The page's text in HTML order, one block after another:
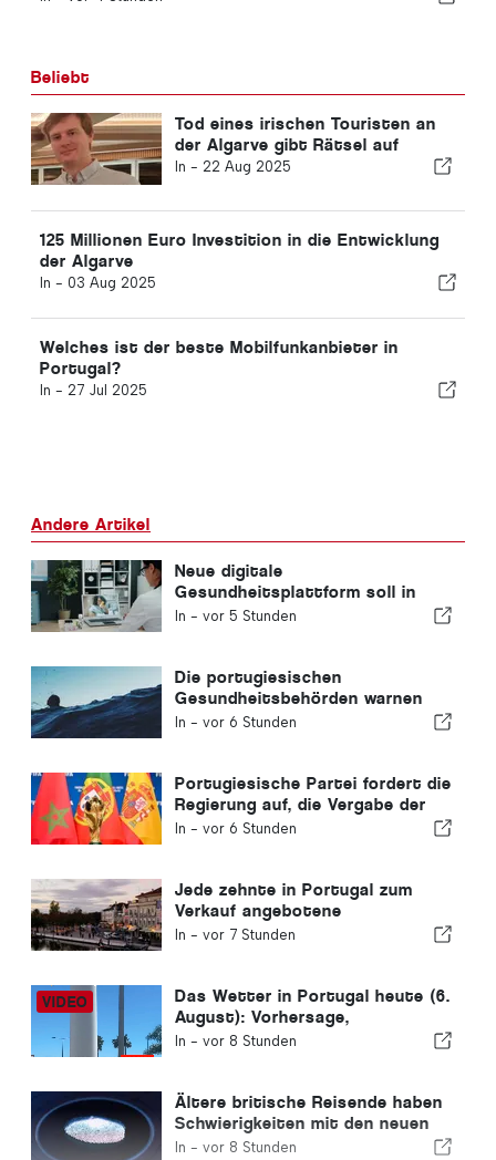
Beliebt
Tod eines irischen Touristen an
der Algarve gibt Rätsel auf
In - 22 Aug 2025
125 Millionen Euro Investition in die Entwicklung
der Algarve
In - 03 Aug 2025
Welches ist der beste Mobilfunkanbieter in
Portugal?
In - 27 Jul 2025
Andere Artikel
Neue digitale
Gesundheitsplattform soll in
Portugal eingeführt werden
In - vor 5 Stunden
Die portugiesischen
Gesundheitsbehörden warnen
vor den Gefahren des Ertrinkens
In - vor 6 Stunden
Portugiesische Partei fordert die
Regierung auf, die Vergabe der
Fußball-WM 2030 an Marokko
In - vor 6 Stunden
Jede zehnte in Portugal zum
Verkauf angebotene
Wohnimmobilie wird in weniger
In - vor 7 Stunden
Das Wetter in Portugal heute (6.
August): Vorhersage,
Temperaturen und was Sie
In - vor 8 Stunden
Ältere britische Reisende haben
Schwierigkeiten mit den neuen
Fingerabdruckkontrollen der
In - vor 8 Stunden